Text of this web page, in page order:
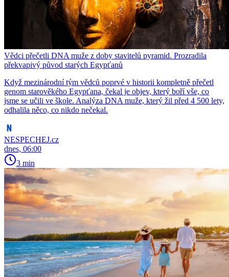
Vědci přečetli DNA muže z doby stavitelů pyramid. Prozradila
překvapivý původ starých Egypťanů
Když mezinárodní tým vědců poprvé v historii kompletně přečetl
genom starověkého Egypťana, čekal je objev, který boří vše, co
jsme se učili ve škole. Analýza DNA muže, který žil před 4 500 lety,
odhalila něco, co nikdo nečekal.
NESPECHEJ.cz
dnes, 06:00
3 min